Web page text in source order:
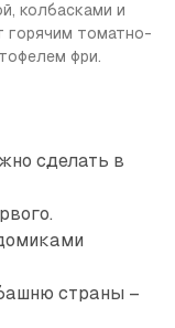
колбасками и
горячим томатно-
фри.
сделать в
страны –